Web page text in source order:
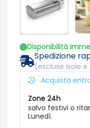
Disponibilità
Spedizione
(escluse isole
Acquista
Zone 24h
salvo festivi o
Lunedì.